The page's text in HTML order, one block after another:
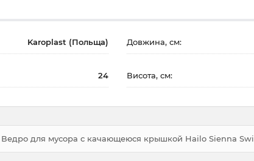
Karoplast (Польща) Довжина, см:
24 Висота, см:
Ведро для мусора с качающеюся крышкой Hailo Sienna